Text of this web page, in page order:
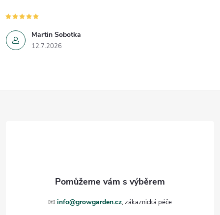
Martin Sobotka
12.7.2026
📧 info@growgarden.cz